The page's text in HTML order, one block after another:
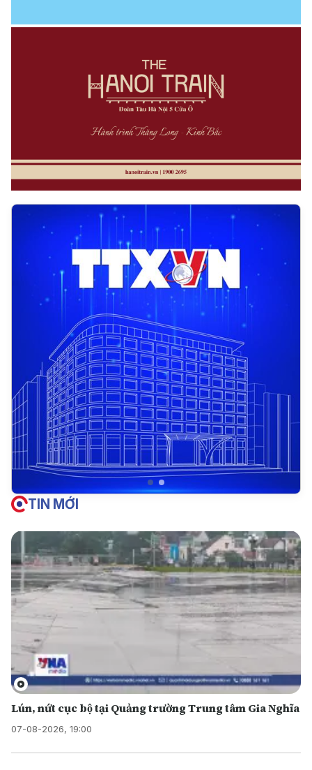
TIN MỚI
Lún, nứt cục bộ tại Quảng trường Trung tâm Gia Nghĩa
07-08-2026, 19:00